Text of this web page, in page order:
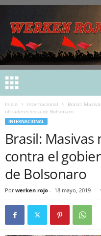
Inicio Internacional
Brasil:
ultraderechista de Bolsonaro
INTERNACIONAL
Brasil:
contra el
de Bolsonaro
Por werken rojo - 18 mayo, 2019